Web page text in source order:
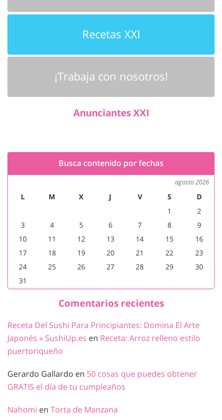
Recetas XXI
¡Trabaja con nosotros!
Anunciantes XXI
Busca contenido por fechas
agosto 2026
L M X J V S
D
1
2
3
4 5 6 7 8
9
10
11 12 13 14 15
16
17
18 19 20 21 22
23
24
25 26 27 28 29
30
31
Comentarios recientes
Receta Del Sushi Para Principiantes: Domina El Arte
Japonés » SushiUp.es en Receta: Arroz relleno estilo
puertoriqueño
Gerardo Gallardo en 50 cosas que puedes obtener
GRATIS el día de tu cumpleaños
Nahomi en Torta de Manzana